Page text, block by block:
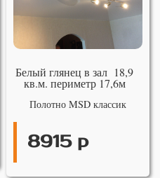
Белый глянец в зал 18,9
кв.м. периметр 17,6м
Полотно MSD классик
8915 р